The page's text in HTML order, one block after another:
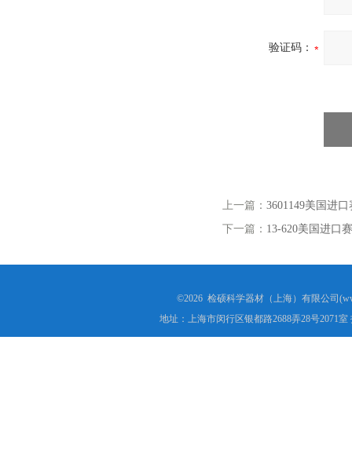
验证码：
上一篇： 3601149美国进
下一篇： 13-620美国进口
©2026 检硕科学器材（上海）有限公司
地址：上海市闵行区银都路2688弄28号2071室